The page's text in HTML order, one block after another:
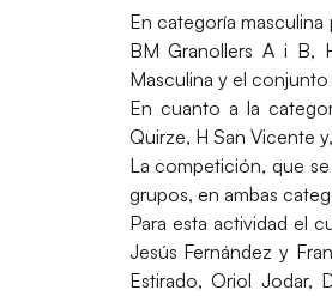
En categoría
BM Granollers A i B,
Masculina y el
En cuanto a la
Quirze, H San Vicente
La competición, que
grupos, en ambas
Para esta actividad el
Jesús Fernández y
Estirado, Oriol Jodar,